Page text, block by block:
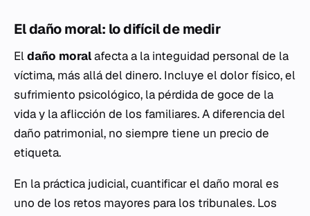
El daño moral: lo difícil de medir
Eldaño moralafecta a la integuidad personal de la
víctima, más allá del dinero. Incluye el dolor físico, el
sufrimiento psicológico, la pérdida de goce de la
vida y la aflicción de los familiares. A diferencia del
daño patrimonial, no siempre tiene un precio de
etiqueta.
En la práctica judicial, cuantificar el daño moral es
uno de los retos mayores para los tribunales. Los